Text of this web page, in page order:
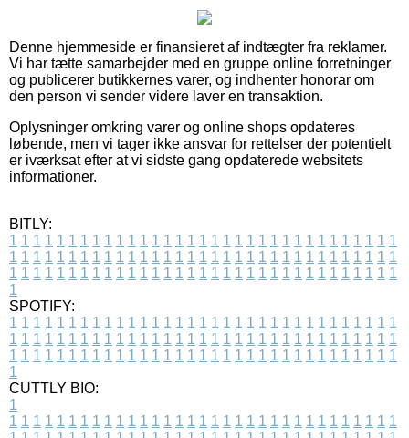
Denne hjemmeside er finansieret af indtægter fra reklamer.
Vi har tætte samarbejder med en gruppe online forretninger
og publicerer butikkernes varer, og indhenter honorar om
den person vi sender videre laver en transaktion.
Oplysninger omkring varer og online shops opdateres
løbende, men vi tager ikke ansvar for rettelser der potentielt
er iværksat efter at vi sidste gang opdaterede websitets
informationer.
BITLY:
1 1 1 1 1 1 1 1 1 1 1 1 1 1 1 1 1 1 1 1 1 1 1 1 1 1 1 1 1 1 1 1 1
1 1 1 1 1 1 1 1 1 1 1 1 1 1 1 1 1 1 1 1 1 1 1 1 1 1 1 1 1 1 1 1 1
1 1 1 1 1 1 1 1 1 1 1 1 1 1 1 1 1 1 1 1 1 1 1 1 1 1 1 1 1 1 1 1 1
1
SPOTIFY:
1 1 1 1 1 1 1 1 1 1 1 1 1 1 1 1 1 1 1 1 1 1 1 1 1 1 1 1 1 1 1 1 1
1 1 1 1 1 1 1 1 1 1 1 1 1 1 1 1 1 1 1 1 1 1 1 1 1 1 1 1 1 1 1 1 1
1 1 1 1 1 1 1 1 1 1 1 1 1 1 1 1 1 1 1 1 1 1 1 1 1 1 1 1 1 1 1 1 1
1
CUTTLY BIO:
1
1 1 1 1 1 1 1 1 1 1 1 1 1 1 1 1 1 1 1 1 1 1 1 1 1 1 1 1 1 1 1 1 1